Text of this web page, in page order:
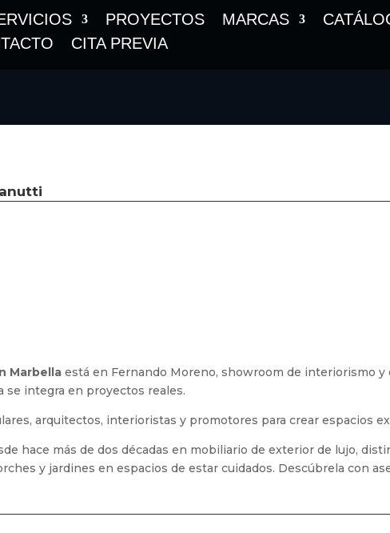
PROYECTOS MARCAS
CITA PREVIA
Marbellaestá en Fernando Moreno, showroom de interiorismo y
se integra en proyectos reales.
arquitectos, interioristas y promotores para crear espacios
hace más de dos décadas en mobiliario de exterior de lujo,
y jardines en espacios de estar cuidados. Descúbrela con